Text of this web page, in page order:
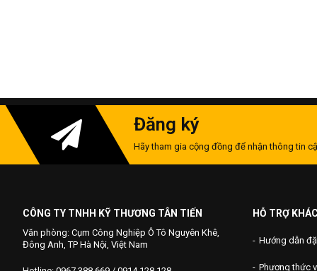
Đăng ký
Hãy tham gia cộng đồng để nhận thông tin
CÔNG TY TNHH KỸ THƯƠNG TÂN TIẾN
Văn phòng: Cụm Công Nghiệp Ô Tô Nguyên Khê,
Đông Anh, TP Hà Nội, Việt Nam
HỖ TRỢ
Hướng dẫn
Phương thức